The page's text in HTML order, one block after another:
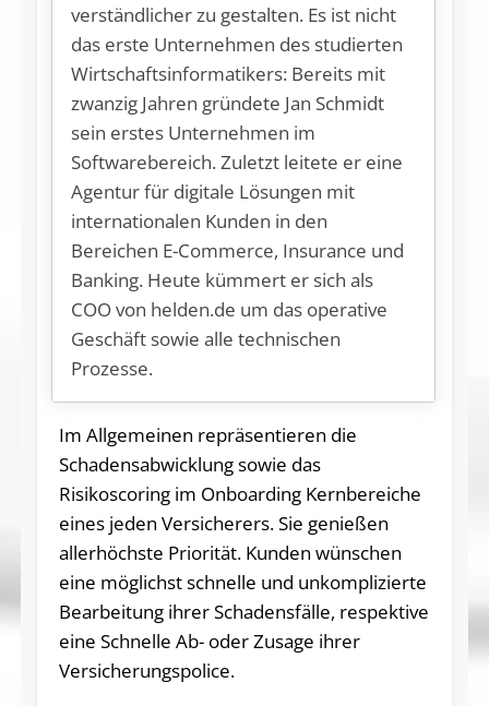
verständlicher zu gestalten. Es ist nicht
das erste Unternehmen des studierten
Wirtschaftsinformatikers: Bereits mit
zwanzig Jahren gründete Jan Schmidt
sein erstes Unternehmen im
Softwarebereich. Zuletzt leitete er eine
Agentur für digitale Lösungen mit
internationalen Kunden in den
Bereichen E-Commerce, Insurance und
Banking. Heute kümmert er sich als
COO von helden.de um das operative
Geschäft sowie alle technischen
Prozesse.
Im Allgemeinen repräsentieren die
Schadensabwicklung sowie das
Risikoscoring im Onboarding Kernbereiche
eines jeden Versicherers. Sie genießen
allerhöchste Priorität. Kunden wünschen
eine möglichst schnelle und unkomplizierte
Bearbeitung ihrer Schadensfälle, respektive
eine Schnelle Ab- oder Zusage ihrer
Versicherungspolice.